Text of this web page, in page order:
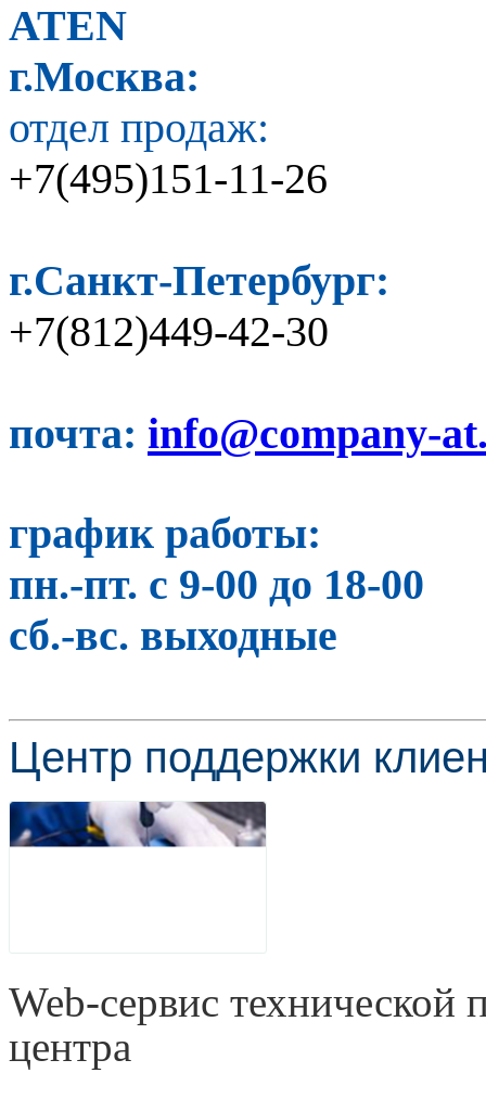
ATEN
г.Москва:
отдел продаж:
+7(495)151-11-26
г.Санкт-Петербург:
+7(812)449-42-30
почта: info@company-
график работы:
пн.-пт. с 9-00 до 18-00
сб.-вс. выходные
Центр поддержки
Web-сервис технической
центра